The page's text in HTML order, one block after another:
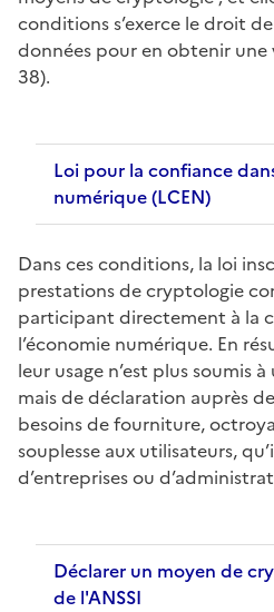
conditions s’exerce le droit
données pour en obtenir une
38).
Loi pour la confiance
numérique (LCEN)
Dans ces conditions, la loi
prestations de cryptologie
participant directement à la
l’économie numérique. En
leur usage n’est plus soumis
mais de déclaration auprès
besoins de fourniture,
souplesse aux utilisateurs,
d’entreprises ou
Déclarer un moyen de
de l'ANSSI